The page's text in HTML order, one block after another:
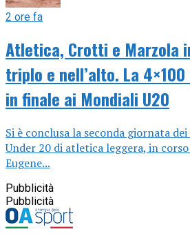
2 ore fa
Atletica, Crotti e Marzola
triplo e nell’alto. La
in finale ai Mondiali U20
Si è conclusa la seconda giornata
Under 20 di atletica leggera, in
Eugene...
Pubblicità
Pubblicità